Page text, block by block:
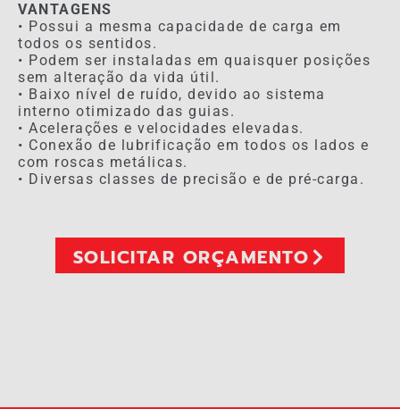
VANTAGENS
• Possui a mesma capacidade de carga em
todos os sentidos.
• Podem ser instaladas em quaisquer posições
sem alteração da vida útil.
• Baixo nível de ruído, devido ao sistema
interno otimizado das guias.
• Acelerações e velocidades elevadas.
• Conexão de lubrificação em todos os lados e
com roscas metálicas.
• Diversas classes de precisão e de pré-carga.
SOLICITAR ORÇAMENTO